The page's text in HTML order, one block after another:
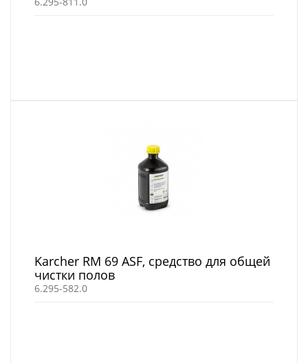
Karcher RM 69 ASF, средство для общей
чистки полов
6.295-582.0